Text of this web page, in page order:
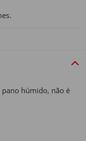
húmido, não é